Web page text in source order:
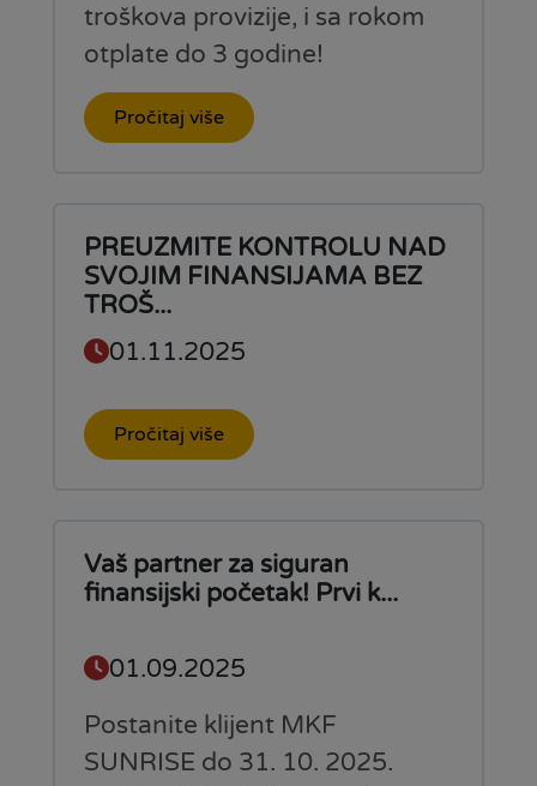
troškova provizije, i sa rokom
otplate do 3 godine!
Pročitaj više
PREUZMITE KONTROLU NAD
SVOJIM FINANSIJAMA BEZ
TROŠ...
01.11.2025
Pročitaj više
Vaš partner za siguran
finansijski početak! Prvi k...
01.09.2025
Postanite klijent MKF
SUNRISE do 31. 10. 2025.